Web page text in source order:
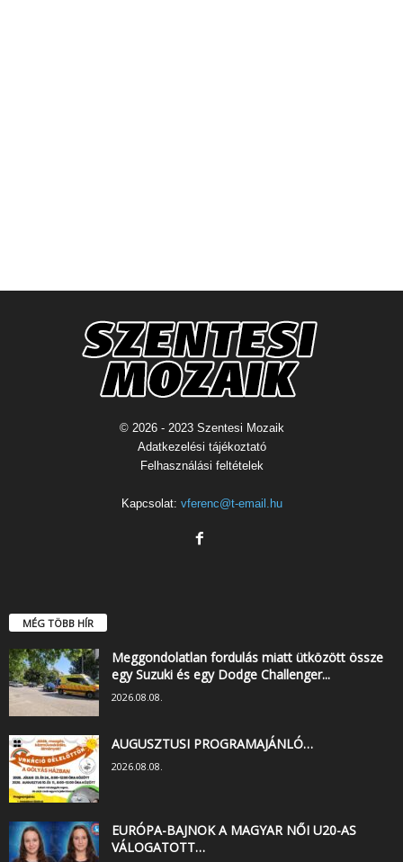
© 2026 - 2023 Szentesi Mozaik
Adatkezelési tájékoztató
Felhasználási feltételek
Kapcsolat: vferenc@t-email.hu
MÉG TÖBB HÍR
Meggondolatlan fordulás miatt ütközött össze
egy Suzuki és egy Dodge Challenger...
2026.08.08.
AUGUSZTUSI PROGRAMAJÁNLÓ…
2026.08.08.
EURÓPA-BAJNOK A MAGYAR NŐI U20-AS
VÁLOGATOTT…